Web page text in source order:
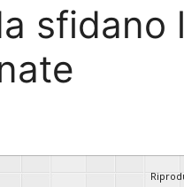
sfidano